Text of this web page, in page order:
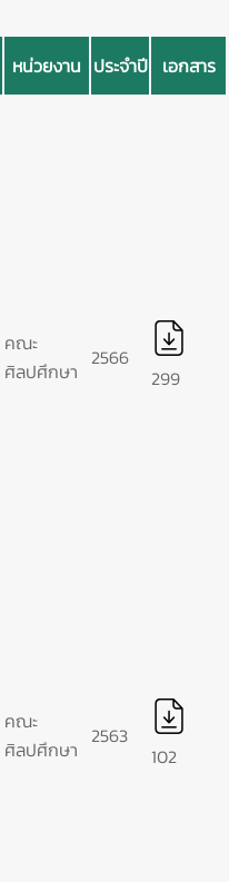
หน่วยงาน ประจำปี
เอกสาร
คณะ
ศิลปศึกษา
2566
299
คณะ
ศิลปศึกษา
2563
102